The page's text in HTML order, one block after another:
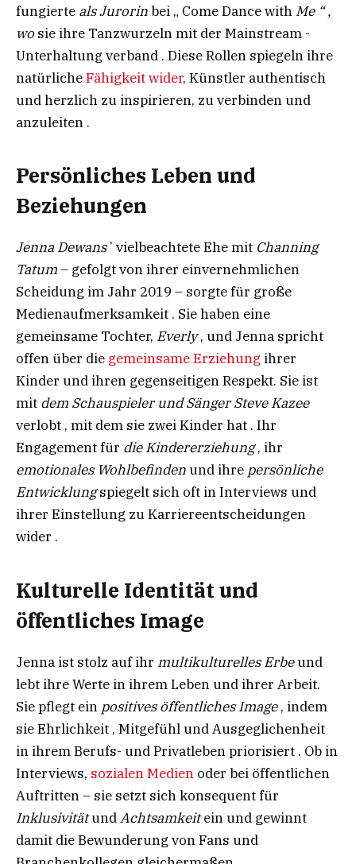
fungierte als Jurorinbei „ Come Dance with Me “ ,
wo sie ihre Tanzwurzeln mit der Mainstream -
Unterhaltung verband . Diese Rollen spiegeln ihre
natürlicheFähigkeit wider, Künstler authentisch
und herzlich zu inspirieren, zu verbinden und
anzuleiten .
Persönliches Leben und
Beziehungen
Jenna Dewans’ vielbeachtete Ehe mit Channing
Tatum– gefolgt von ihrer einvernehmlichen
Scheidung im Jahr 2019 – sorgte für große
Medienaufmerksamkeit . Sie haben eine
gemeinsame Tochter, Everly, und Jenna spricht
offen über die gemeinsame Erziehung ihrer
Kinder und ihren gegenseitigen Respekt. Sie ist
mit dem Schauspieler und Sänger Steve Kazee
verlobt , mit dem sie zwei Kinder hat . Ihr
Engagement für die Kindererziehung, ihr
emotionales Wohlbefindenund ihre persönliche
Entwicklungspiegelt sich oft in Interviews und
ihrer Einstellung zu Karriereentscheidungen
wider .
Kulturelle Identität und
öffentliches Image
Jenna ist stolz auf ihr multikulturelles Erbeund
lebt ihre Werte in ihrem Leben und ihrer Arbeit.
Sie pflegt ein positives öffentliches Image, indem
sie Ehrlichkeit , Mitgefühl und Ausgeglichenheit
in ihrem Berufs- und Privatleben priorisiert . Ob in
Interviews, sozialen Medien oder bei öffentlichen
Auftritten – sie setzt sich konsequent für
InklusivitätundAchtsamkeitein und gewinnt
damit die Bewunderung von Fans und